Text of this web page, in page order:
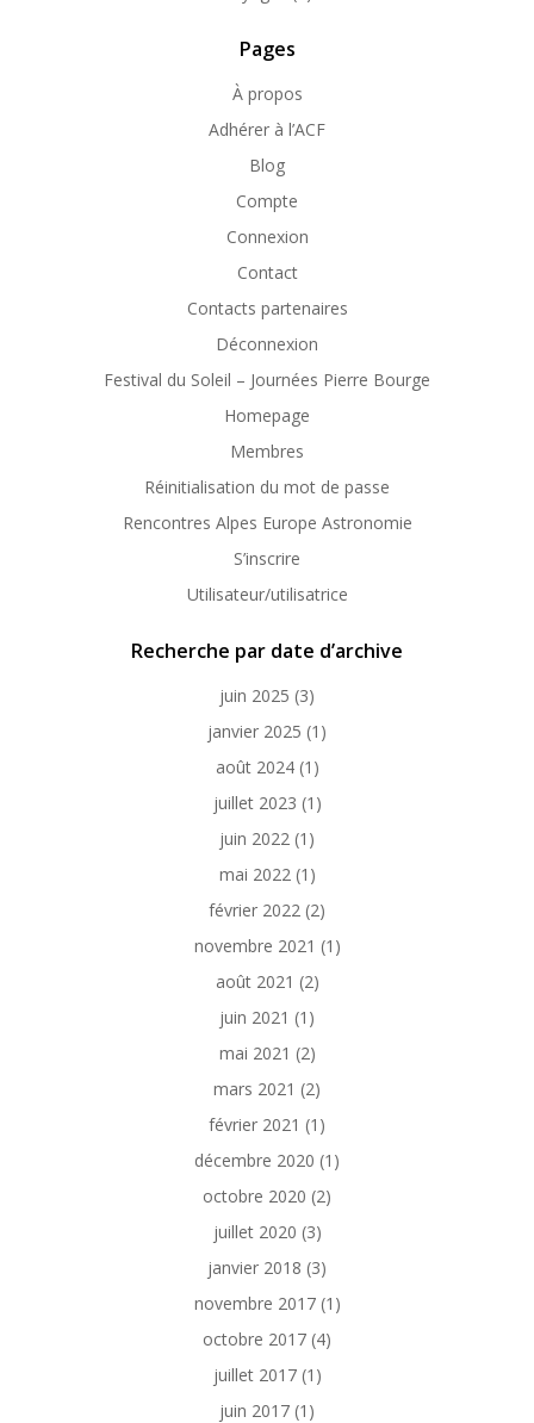
Pages
À propos
Adhérer à l’ACF
Blog
Compte
Connexion
Contact
Contacts partenaires
Déconnexion
Festival du Soleil – Journées Pierre Bourge
Homepage
Membres
Réinitialisation du mot de passe
Rencontres Alpes Europe Astronomie
S’inscrire
Utilisateur/utilisatrice
Recherche par date d’archive
juin 2025 (3)
janvier 2025 (1)
août 2024(1)
juillet 2023 (1)
juin 2022 (1)
mai 2022(1)
février 2022 (2)
novembre 2021 (1)
août 2021 (2)
juin 2021 (1)
mai 2021 (2)
mars 2021 (2)
février 2021 (1)
décembre 2020 (1)
octobre 2020 (2)
juillet 2020 (3)
janvier 2018 (3)
novembre 2017(1)
octobre 2017 (4)
juillet 2017(1)
juin 2017 (1)